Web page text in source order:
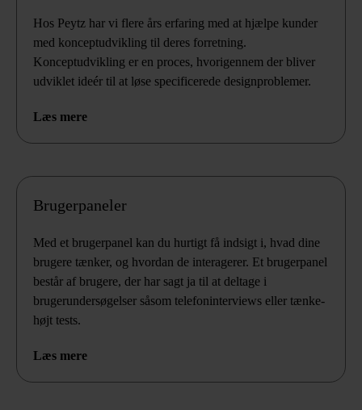
Hos Peytz har vi flere års erfaring med at hjælpe kunder
med konceptudvikling til deres forretning.
Konceptudvikling er en proces, hvorigennem der bliver
udviklet ideér til at løse specificerede designproblemer.
Læs mere
Brugerpaneler
Med et brugerpanel kan du hurtigt få indsigt i, hvad dine
brugere tænker, og hvordan de interagerer. Et brugerpanel
består af brugere, der har sagt ja til at deltage i
brugerundersøgelser såsom telefoninterviews eller tænke-
højt tests.
Læs mere